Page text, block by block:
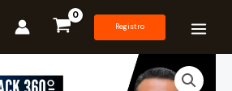
Registro